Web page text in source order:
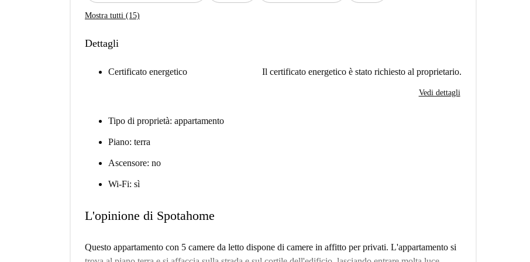
Mostra tutti (15)
Dettagli
Certificato energetico Il certificato energetico è stato richiesto al proprietario.
Vedi dettagli
Tipo di proprietà: appartamento
Piano: terra
Ascensore: no
Wi-Fi: sì
L'opinione di Spotahome
Questo appartamento con 5 camere da letto dispone di camere in affitto per privati. L'appartamento si